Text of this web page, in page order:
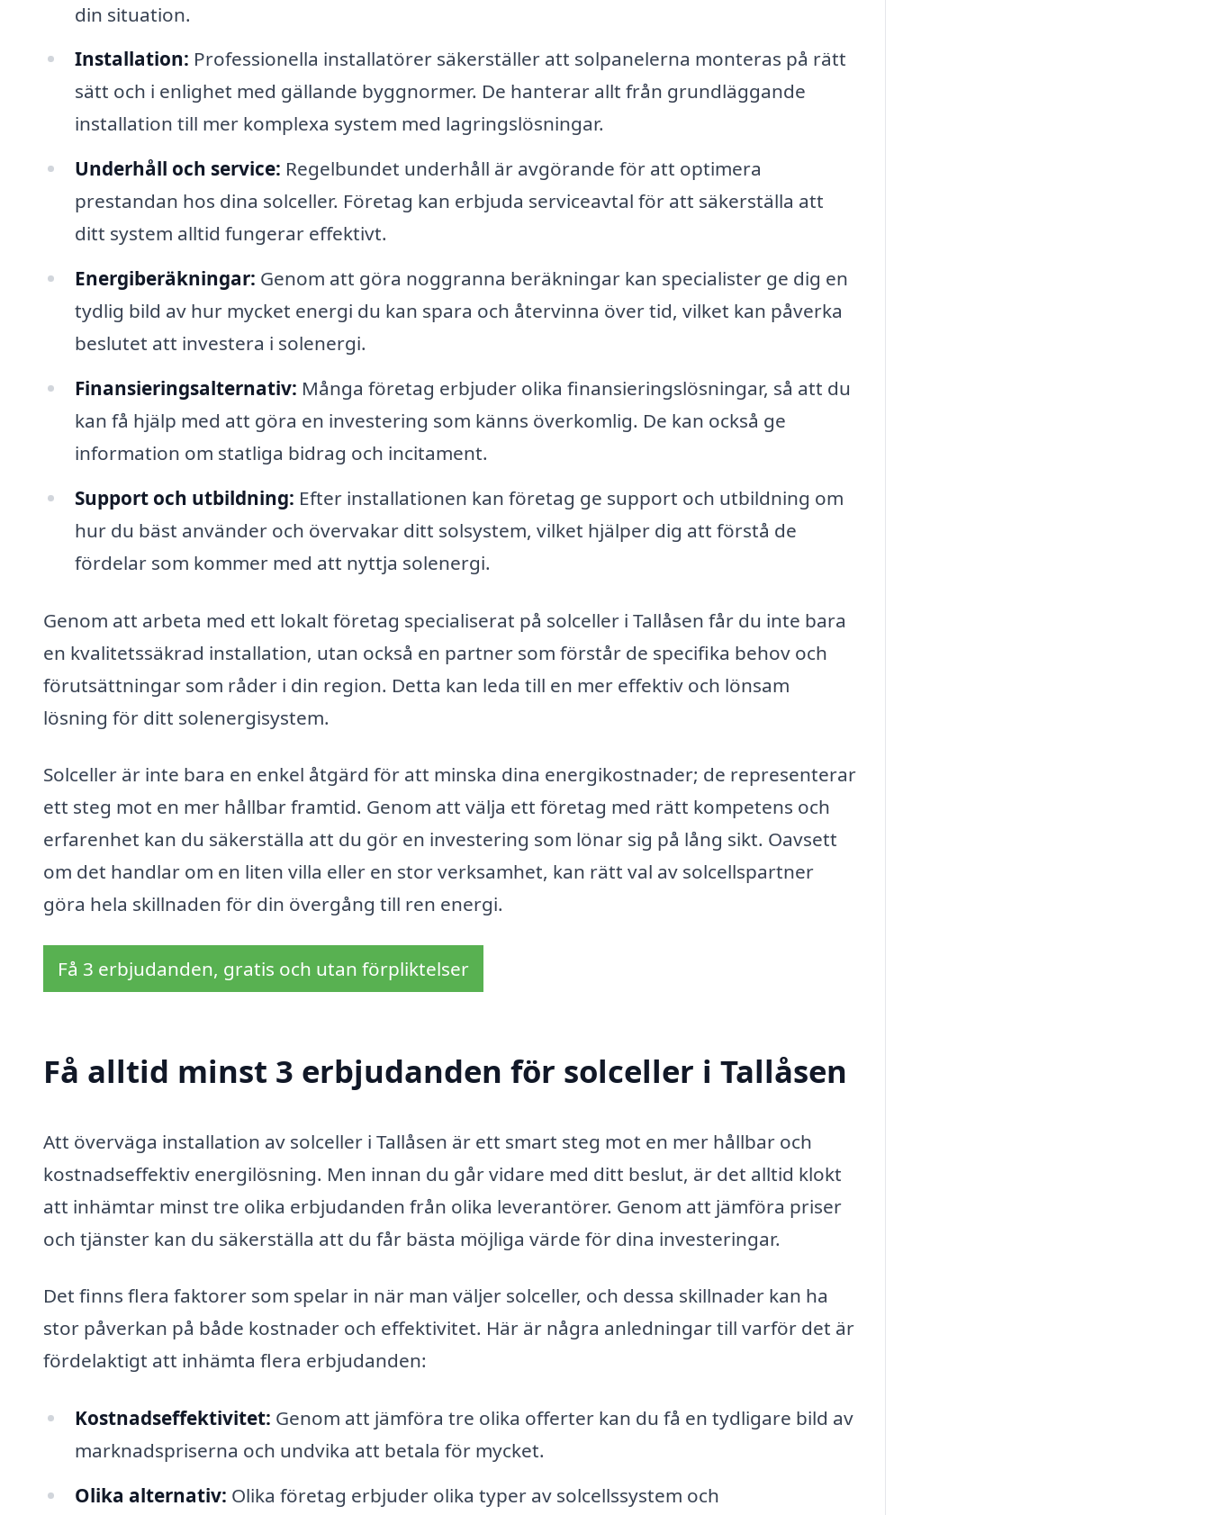
din situation.
Installation: Professionella installatörer säkerställer att solpanelerna monteras på rätt
sätt och i enlighet med gällande byggnormer. De hanterar allt från grundläggande
installation till mer komplexa system med lagringslösningar.
Underhåll och service: Regelbundet underhåll är avgörande för att optimera
prestandan hos dina solceller. Företag kan erbjuda serviceavtal för att säkerställa att
ditt system alltid fungerar effektivt.
Energiberäkningar: Genom att göra noggranna beräkningar kan specialister ge dig en
tydlig bild av hur mycket energi du kan spara och återvinna över tid, vilket kan påverka
beslutet att investera i solenergi.
Finansieringsalternativ: Många företag erbjuder olika finansieringslösningar, så att du
kan få hjälp med att göra en investering som känns överkomlig. De kan också ge
information om statliga bidrag och incitament.
Support och utbildning: Efter installationen kan företag ge support och utbildning om
hur du bäst använder och övervakar ditt solsystem, vilket hjälper dig att förstå de
fördelar som kommer med att nyttja solenergi.
Genom att arbeta med ett lokalt företag specialiserat på solceller i Tallåsen får du inte bara
en kvalitetssäkrad installation, utan också en partner som förstår de specifika behov och
förutsättningar som råder i din region. Detta kan leda till en mer effektiv och lönsam
lösning för ditt solenergisystem.
Solceller är inte bara en enkel åtgärd för att minska dina energikostnader; de representerar
ett steg mot en mer hållbar framtid. Genom att välja ett företag med rätt kompetens och
erfarenhet kan du säkerställa att du gör en investering som lönar sig på lång sikt. Oavsett
om det handlar om en liten villa eller en stor verksamhet, kan rätt val av solcellspartner
göra hela skillnaden för din övergång till ren energi.
Få 3 erbjudanden, gratis och utan förpliktelser
Få alltid minst 3 erbjudanden för solceller i Tallåsen
Att överväga installation av solceller i Tallåsen är ett smart steg mot en mer hållbar och
kostnadseffektiv energilösning. Men innan du går vidare med ditt beslut, är det alltid klokt
att inhämtar minst tre olika erbjudanden från olika leverantörer. Genom att jämföra priser
och tjänster kan du säkerställa att du får bästa möjliga värde för dina investeringar.
Det finns flera faktorer som spelar in när man väljer solceller, och dessa skillnader kan ha
stor påverkan på både kostnader och effektivitet. Här är några anledningar till varför det är
fördelaktigt att inhämta flera erbjudanden:
Kostnadseffektivitet: Genom att jämföra tre olika offerter kan du få en tydligare bild av
marknadspriserna och undvika att betala för mycket.
Olika alternativ: Olika företag erbjuder olika typer av solcellssystem och